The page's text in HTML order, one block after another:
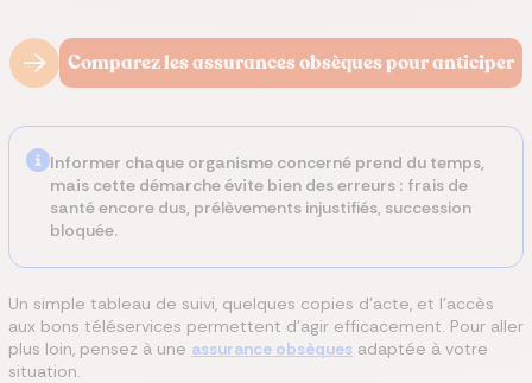
Comparez les assurances obsèques pour anticiper
Informer chaque organisme concerné prend du temps,
mais cette démarche évite bien des erreurs : frais de
santé encore dus, prélèvements injustifiés, succession
bloquée.
Un simple tableau de suivi, quelques copies d’acte, et l’accès
aux bons téléservices permettent d’agir efficacement. Pour aller
plus loin, pensez à une assurance obsèques adaptée à votre
situation.